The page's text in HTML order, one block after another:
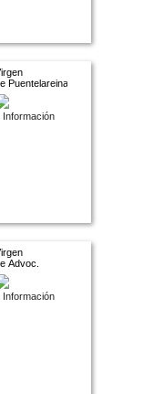
Puentelareina
Información
Advoc.
Información